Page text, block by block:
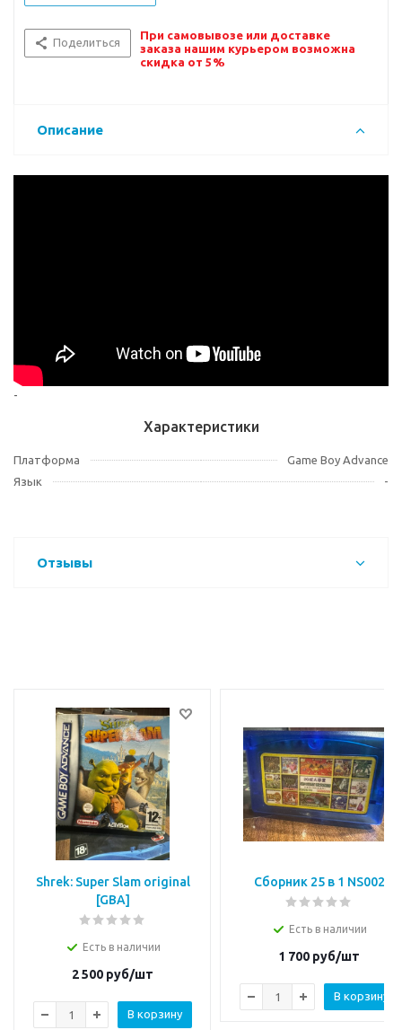
Поделиться
При самовывозе или доставке
заказа нашим курьером возможна
скидка от 5%
Описание
-
Характеристики
Платформа
Game Boy Advance
Язык
-
Отзывы
Shrek: Super Slam original
[GBA]
Есть в наличии
2 500 руб/шт
В корзину
Сборник 25 в 1 NS002
Есть в наличии
1 700 руб/шт
В корзину